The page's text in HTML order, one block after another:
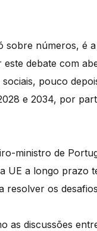
sobre números, é
debate com
pouco
e 2034, por
ministro de
UE a longo prazo
os
as discussões